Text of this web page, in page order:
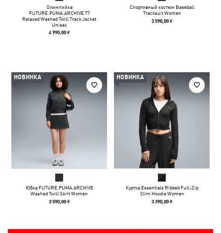
Олимпийка
FUTURE.PUMA.ARCHIVE T7
Relaxed Washed Twill Track Jacket
Unisex
4 990,00 ₴
Спортивный костюм Baseball
Tracksuit Women
3 590,00 ₴
НОВИНКА
Юбка FUTURE.PUMA.ARCHIVE
Washed Twill Skirt Women
3 590,00 ₴
НОВИНКА
Куртка Essentials Ribbed Full-Zip
Slim Hoodie Women
3 390,00 ₴